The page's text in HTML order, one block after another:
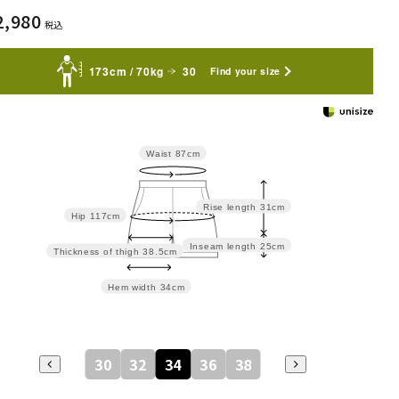
税込
173cm / 70kg 30 Find your size
Rise length 31cm
Inseam length 25cm
Hem width 34cm
Thickness of thigh 38.5cm
Hip 117cm
Waist 87cm
30 32 34 36 38